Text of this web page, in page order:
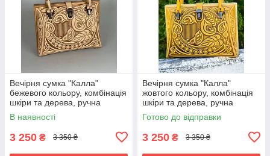
Вечірня сумка "Калла"
бежевого кольору, комбінація
шкіри та дерева, ручна
робота, 27×19×11 см
В наявності
3 250 ₴ 3 350 ₴
Вечірня сумка "Калла"
жовтого кольору, комбінація
шкіри та дерева, ручна
робота, 27×19×11 см
Готово до відправки
3 250 ₴ 3 350 ₴